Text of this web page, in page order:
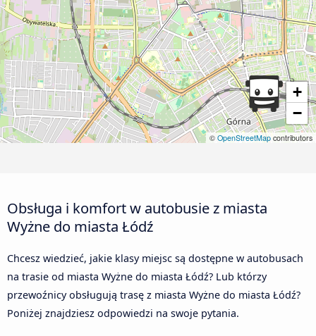
+
−
© OpenStreetMap contributors
Obsługa i komfort w autobusie z miasta
Wyżne do miasta Łódź
Chcesz wiedzieć, jakie klasy miejsc są dostępne w autobusach
na trasie od miasta Wyżne do miasta Łódź? Lub którzy
przewoźnicy obsługują trasę z miasta Wyżne do miasta Łódź?
Poniżej znajdziesz odpowiedzi na swoje pytania.